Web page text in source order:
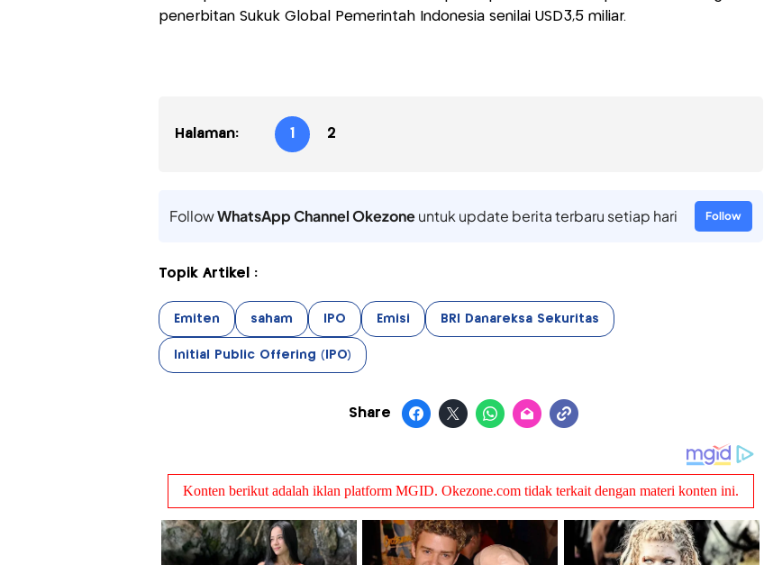
penerbitan Sukuk Global Pemerintah Indonesia senilai USD3,5 miliar.
Halaman: 1 2
FollowWhatsApp Channel Okezoneuntuk update berita terbaru setiap hari Follow
Topik Artikel :
Emiten saham IPO Emisi BRI Danareksa Sekuritas
Initial Public Offering (IPO)
Share